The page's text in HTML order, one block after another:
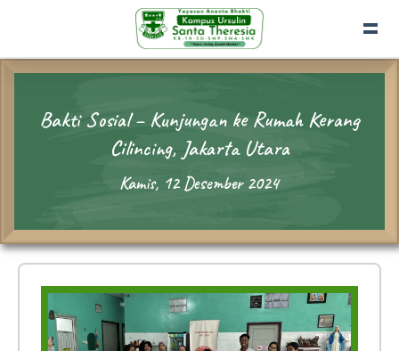
Bakti Sosial – Kunjungan ke Rumah Kerang
Cilincing, Jakarta Utara
Kamis, 12 Desember 2024